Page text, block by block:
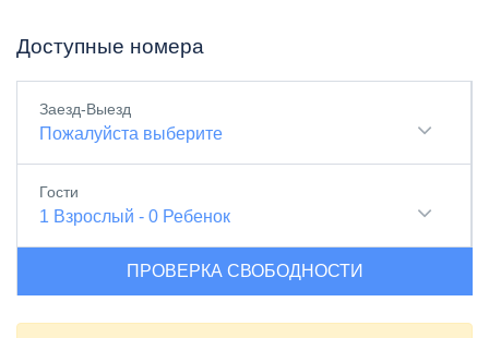
Доступные номера
Заезд-Выезд
Пожалуйста выберите
Гости
1 Взрослый - 0 Ребенок
ПРОВЕРКА СВОБОДНОСТИ